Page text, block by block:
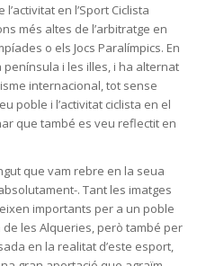
en l’Sport Ciclista
més altes de l’arbitratge en
o els Jocs Paralímpics. En
i les illes, i ha alternat
internacional, tot sense
poble i l’activitat ciclista en el
que també es veu reflectit en
que vam rebre en la seua
. Tant les imatges
importants per a un poble
les Alqueries, però també per
en la realitat d’este esport,